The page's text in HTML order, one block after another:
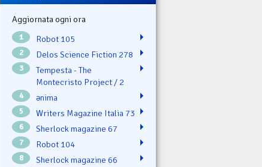
Aggiornata ogni ora
1 Robot 105
2 Delos Science Fiction 278
3
Tempesta - The
Montecristo Project / 2
4 ənima
5 Writers Magazine Italia 73
6 Sherlock magazine 67
7 Robot 104
8 Sherlock magazine 66